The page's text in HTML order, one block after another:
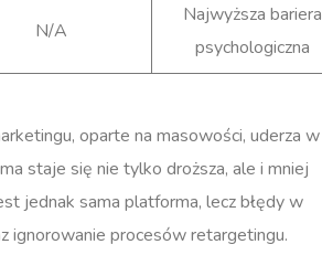
N/A
Najwyższa bariera
psychologiczna
oparte na masowości, uderza w
staje się nie tylko droższa, ale i mniej
jednak sama platforma, lecz błędy w
ignorowanie procesów retargetingu.